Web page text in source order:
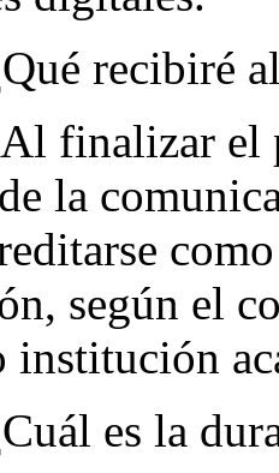
recibiré
finalizar el
la
según el
institución
es la